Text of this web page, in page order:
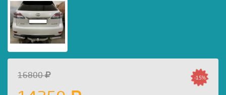
16800 -15%